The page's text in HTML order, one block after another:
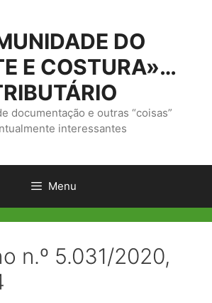
DO
E COSTURA»…
documentação e outras “coisas”
interessantes
Menu
n.º 5.031/2020,